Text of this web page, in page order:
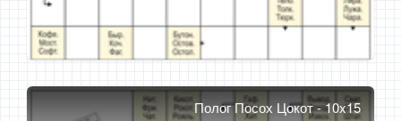
Полог Посох Цокот - 10x15